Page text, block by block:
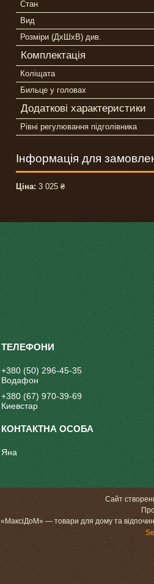
Стан
Вид
Розміри (ДхШхВ) див.
Комплектація
Коліщата
Бильце у головах
Додаткові характеристики
Рівні регулювання підголівника
Інформація для
Ціна: 3 025 ₴
+380 (50) 296-45-35
Водафон
+380 (67) 970-39-69
Киевстар
Яна
Сайт